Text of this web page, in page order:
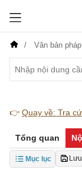
Văn bản
👉 Quay về: Tra
Tổng quan
Mục lục Lưu